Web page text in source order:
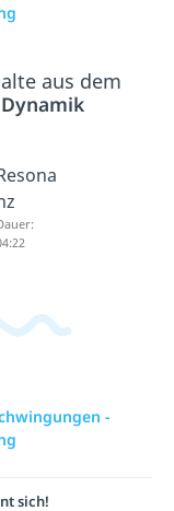
aus dem
Dynamik
Resona
nz
Dauer:
04:22
-
sich!